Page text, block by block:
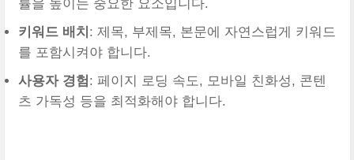
률을 높이는 중요한 요소입니다.
키워드 배치 : 제목, 부제목, 본문에 자연스럽게 키워드
를 포함시켜야 합니다.
사용자 경험: 페이지 로딩 속도, 모바일 친화성, 콘텐
츠 가독성 등을 최적화해야 합니다.